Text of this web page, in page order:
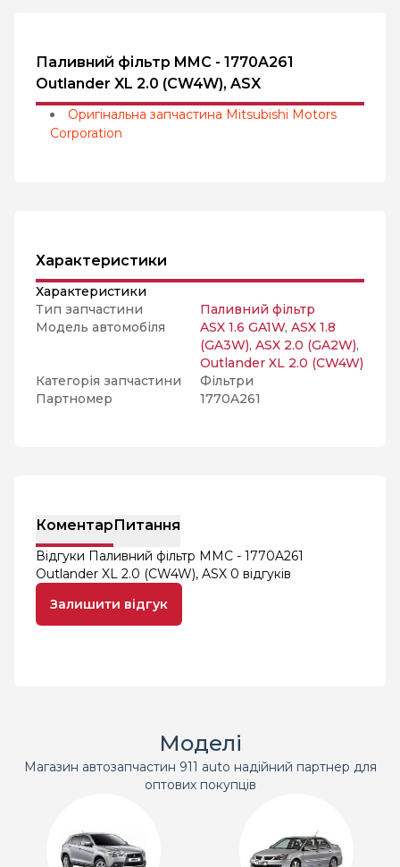
Паливний фільтр MMC - 1770A261
Outlander XL 2.0 (CW4W), ASX
Оригінальна запчастина Mitsubishi Motors
Corporation
Характеристики
Характеристики
Тип запчастини
Паливний фільтр
Модель автомобіля
ASX 1.6 GA1W, ASX 1.8
(GA3W), ASX 2.0 (GA2W),
Outlander XL 2.0 (CW4W)
Категорія запчастини
Фільтри
Партномер
1770A261
КоментарПитання
Відгуки Паливний фільтр MMC - 1770A261
Outlander XL 2.0 (CW4W), ASX 0 відгуків
Залишити відгук
Моделі
Магазин автозапчастин 911 auto надійний партнер для
оптових покупців